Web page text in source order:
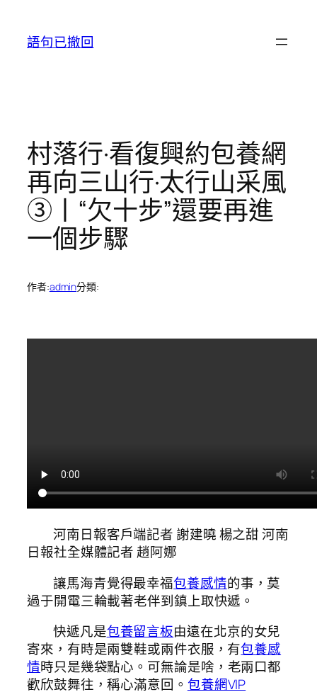
語句已撤回
村落行·看復興約包養網
再向三山行·太行山采風
③丨“欠十步”還要再進
一個步驟
作者:admin分類:
河南日報客戶端記者 謝建曉 楊之甜 河南
日報社全媒體記者 趙阿娜
讓馬海青覺得最幸福包養感情的事，莫
過于開電三輪載著老伴到鎮上取快遞。
快遞凡是包養留言板由遠在北京的女兒
寄來，有時是兩雙鞋或兩件衣服，有包養感
情時只是幾袋點心。可無論是啥，老兩口都
歡欣鼓舞往，稱心滿意回。 包養網VIP